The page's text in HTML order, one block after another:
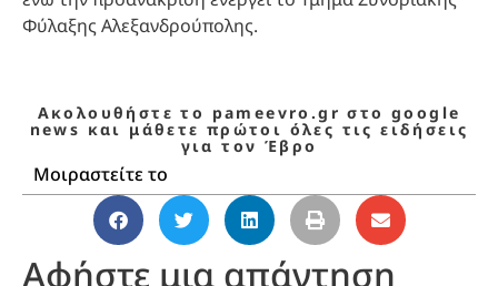
Φύλαξης Αλεξανδρούπολης.
Ακολουθήστε το pameevro.gr στο google
news και μάθετε πρώτοι όλες τις ειδήσεις
για τον Έβρο
Μοιραστείτε το
Αφήστε μια απάντηση